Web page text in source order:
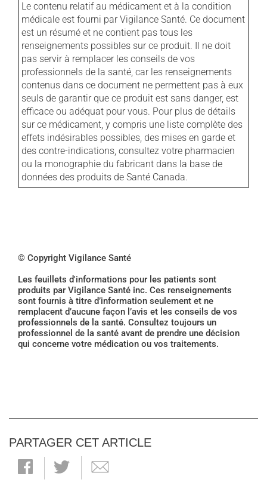
Le contenu relatif au médicament et à la condition
médicale est fourni par Vigilance Santé. Ce document
est un résumé et ne contient pas tous les
renseignements possibles sur ce produit. Il ne doit
pas servir à remplacer les conseils de vos
professionnels de la santé, car les renseignements
contenus dans ce document ne permettent pas à eux
seuls de garantir que ce produit est sans danger, est
efficace ou adéquat pour vous. Pour plus de détails
sur ce médicament, y compris une liste complète des
effets indésirables possibles, des mises en garde et
des contre-indications, consultez votre pharmacien
ou la monographie du fabricant dans la base de
données des produits de Santé Canada.
© Copyright Vigilance Santé
Les feuillets d'informations pour les patients sont
produits par Vigilance Santé inc. Ces renseignements
sont fournis à titre d’information seulement et ne
remplacent d’aucune façon l’avis et les conseils de vos
professionnels de la santé. Consultez toujours un
professionnel de la santé avant de prendre une décision
qui concerne votre médication ou vos traitements.
PARTAGER CET ARTICLE